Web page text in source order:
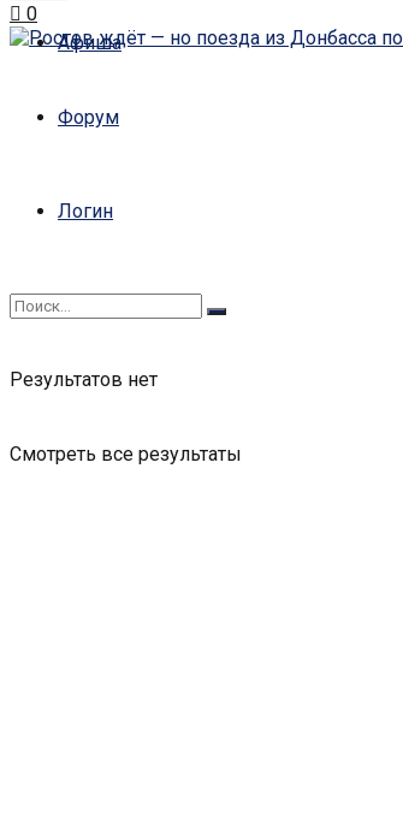
Афиша
Форум
Логин
Результатов нет
Смотреть все результаты
0